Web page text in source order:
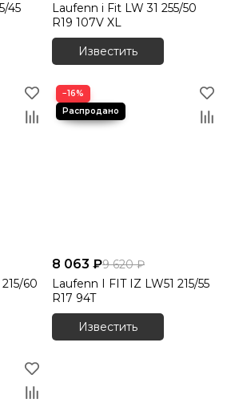
45
Laufenn i Fit LW 31 255/50
R19 107V XL
Известить
60
−16%
8 063 ₽9 620 ₽
Laufenn I FIT IZ LW51 215/55
R17 94T
Известить